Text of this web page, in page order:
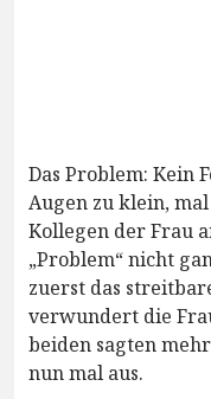
Das Problem: Kein
Augen zu klein,
Kollegen der Frau
„Problem“ nicht
zuerst das
verwundert die
beiden sagten
nun mal aus.